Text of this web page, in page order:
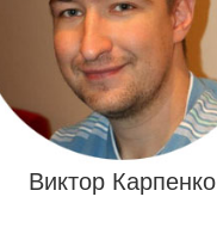
Виктор Карпенко